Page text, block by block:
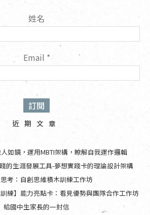
姓名
Email *
近期文章
如鏡，運用MBTI架構，瞭解自我運作邏輯
的生涯發展工具-夢想實踐卡的理論設計架構
考：自創思維積木訓練工作坊
訓練】能力亮點卡：看見優勢與團隊合作工作坊
給國中生家長的一封信